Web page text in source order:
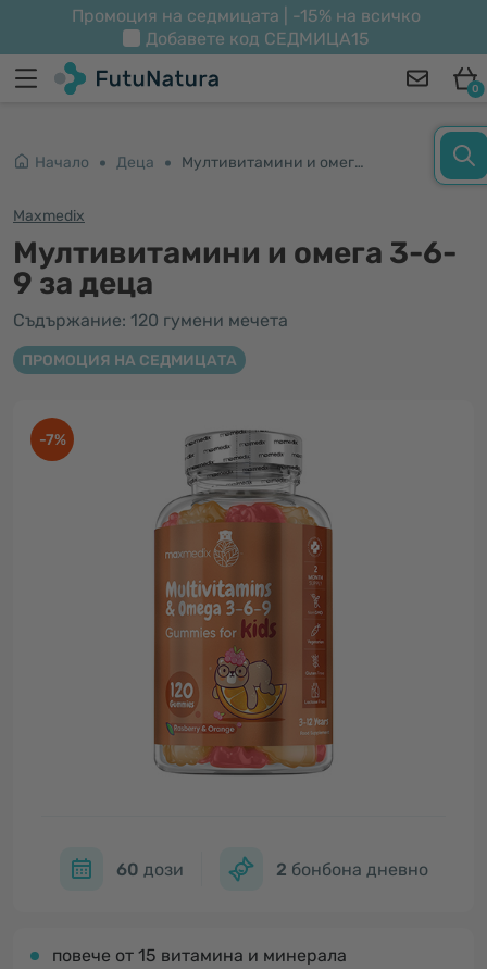
Промоция на седмицата | -15% на всичко
Добавете код СЕДМИЦА15
0
Начало Деца Мултивитамини и омега 3-6-9 за деца
Maxmedix
Мултивитамини и омега 3-6-
9 за деца
Съдържание: 120 гумени мечета
ПРОМОЦИЯ НА СЕДМИЦАТА
-7%
60 дози 2 бонбона дневно
повече от 15 витамина и минерала